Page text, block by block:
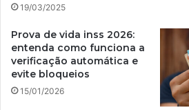
19/03/2025
Prova de vida inss 2026:
entenda como funciona a
verificação automática e
evite bloqueios
15/01/2026